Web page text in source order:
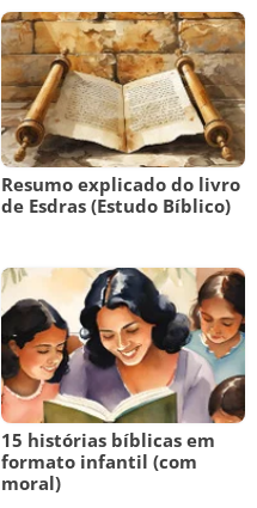
Resumo explicado do livro
de Esdras (Estudo Bíblico)
15 histórias bíblicas em
formato infantil (com
moral)